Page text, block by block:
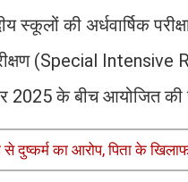
स्कूलों की अर्धवार्षिक
(Special
2025 के बीच आयोजित की
से दुष्कर्म का आरोप, पिता के